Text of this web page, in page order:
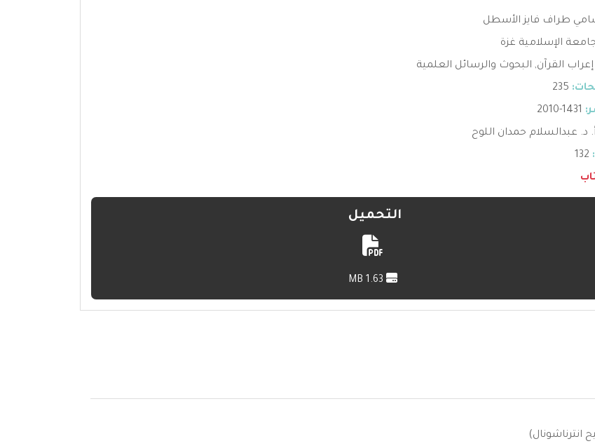
طراف فايز الأسطل
الإسلامية غزة
إعراب القرآن, البحوث والرسائل العلمية
235
1431-2010
أ. د. عبدالسلام حمدان اللوح
التحميل
انترناشونال)